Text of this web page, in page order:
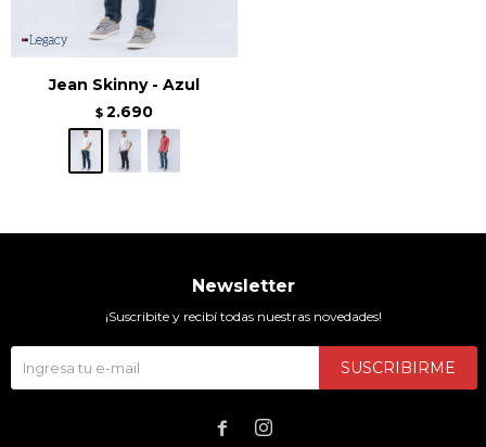
Jean Skinny - Azul
$ 2.690
Newsletter
¡Suscribite y recibí todas nuestras novedades!
SUSCRIBIRME
 